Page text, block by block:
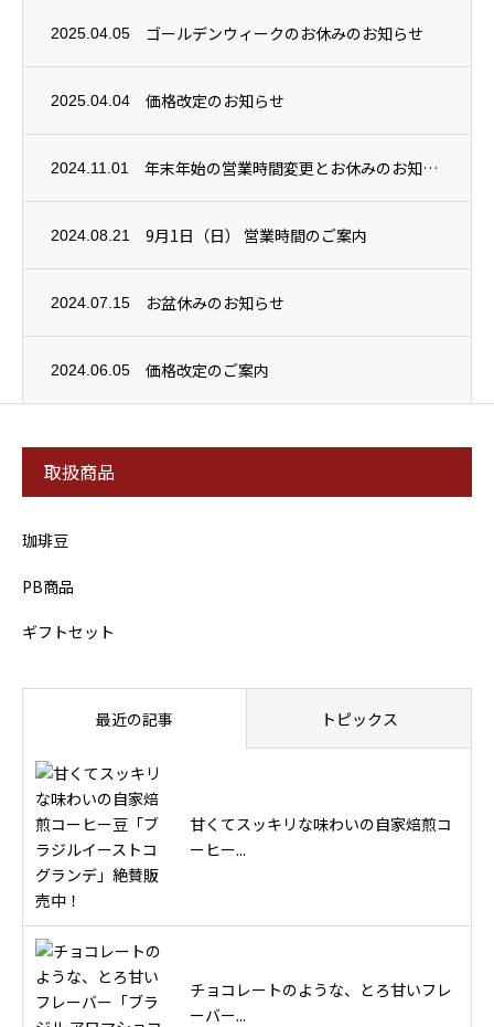
2025.04.05 ゴールデンウィークのお休みのお知らせ
2025.04.04 価格改定のお知らせ
2024.11.01 年末年始の営業時間変更とお休みのお知らせ
2024.08.21 9月1日（日） 営業時間のご案内
2024.07.15 お盆休みのお知らせ
2024.06.05 価格改定のご案内
取扱商品
珈琲豆
PB商品
ギフトセット
最近の記事 トピックス
甘くてスッキリな味わいの自家焙煎コ
ーヒー...
チョコレートのような、とろ甘いフレ
ーバー...